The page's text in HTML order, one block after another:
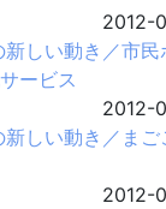
2012-
新しい動き／市民
ービス
2012-
しい動き／まご
2012-